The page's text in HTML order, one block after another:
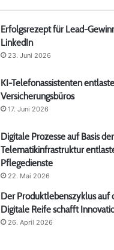
Erfolgsrezept für Lead-
LinkedIn
23. Juni 2026
KI-Telefonassistenten
Versicherungsbüros
17. Juni 2026
Digitale Prozesse auf Basis der
Telematikinfrastruktur
Pflegedienste
22. Mai 2026
Der Produktlebenszyklus auf
Digitale Reife schafft
26. April 2026